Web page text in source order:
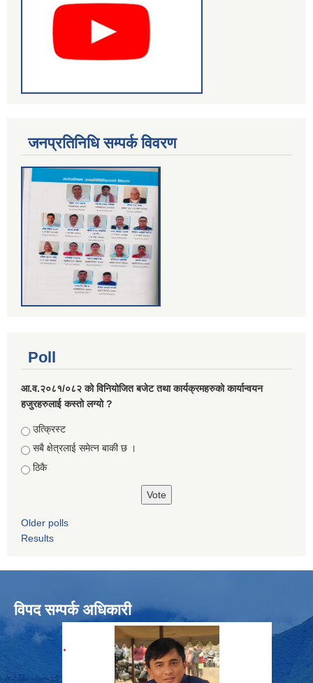
जनप्रतिनिधि सम्पर्क विवरण
Poll
आ.व.२०८१/०८२ को विनियोजित बजेट तथा कार्यक्रमहरुको कार्यान्वयन
हजुरहरुलाई कस्तो लग्यो ?
Choices
उत्क्रिस्ट
सबै क्षेत्रलाई समेत्न बाकी छ ।
ठिकै
Older polls
Results
विपद सम्पर्क अधिकारी